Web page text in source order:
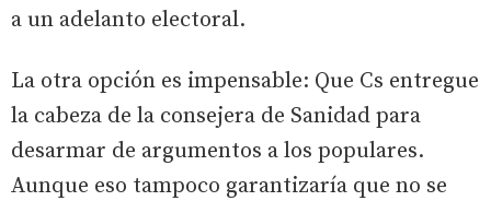
a un adelanto electoral.
La otra opción es impensable: Que Cs entregue
la cabeza de la consejera de Sanidad para
desarmar de argumentos a los populares.
Aunque eso tampoco garantizaría que no se